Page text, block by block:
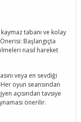
tabanı ve kolay
Başlangıçta
nasıl hareket
veya en sevdiği
oyun seansından
açısından tavsiye
önerilir.